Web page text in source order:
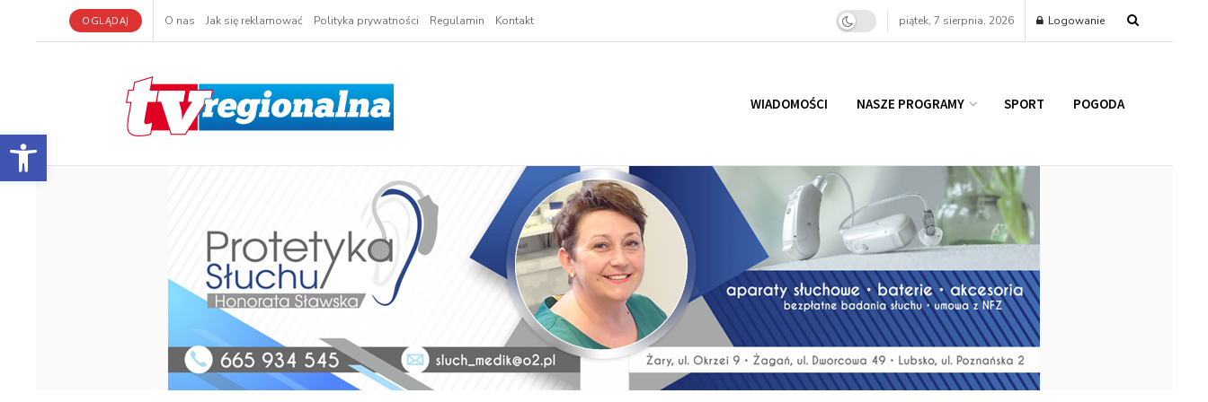
Otwórz pasek narzędzi
OGLĄDAJ O nas Jak się reklamować Polityka prywatności Regulamin Kontakt piątek, 7 sierpnia, 2026 Logowanie
WIADOMOŚCI NASZE PROGRAMY SPORT POGODA